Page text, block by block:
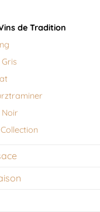
de Tradition